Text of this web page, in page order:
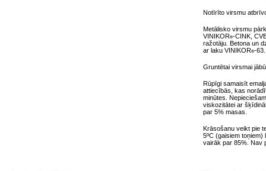
Notīrīto virsmu
Metālisko virsmu
VINIKOR®-CINK,
ražotāju. Betona un
ar laku VINIKOR®-63.
Gruntētai virsmai
Rūpīgi samaisīt
attiecībās, kas
minūtes.
viskozitātei ar
par 5% masas.
Krāsošanu veikt pie
5ºC (gaisiem
vairāk par 85%. Nav